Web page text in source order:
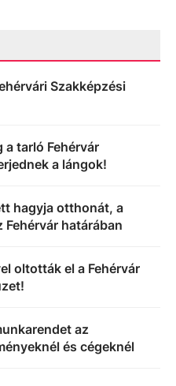
Szakképzési
a tarló Fehérvár
a lángok!
hagyja otthonát, a
Fehérvár határában
oltották el a Fehérvár
az
és cégeknél